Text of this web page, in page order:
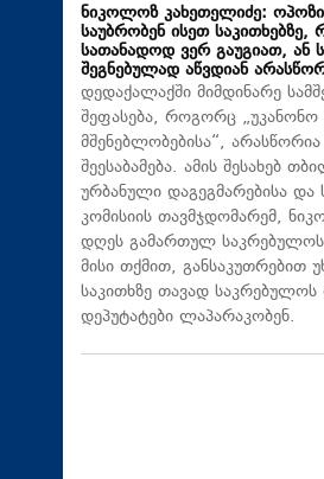
ნიკოლოზ კახეთელიძე:
საუბრობენ ისეთ
სათანადოდ ვერ გაუგიათ, ან
შეგნებულად აწვდიან
დედაქალაქში მიმდინარე
შეფასება, როგორც „უკანონო
მშენებლობებისა“,
შეესაბამება. ამის შესახებ
ურბანული დაგეგმარებისა და
კომისიის თავმჯდომარემ,
დღეს გამართულ საკრებულოს
მისი თქმით, განსაკუთრებით
საკითხზე თავად
დეპუტატები ლაპარაკობენ.